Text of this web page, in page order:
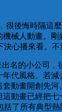
很後悔時隔
械人動畫。
心播來看。
名的小公司
代風格。若
動畫開創先
動畫已經把
了所有典型